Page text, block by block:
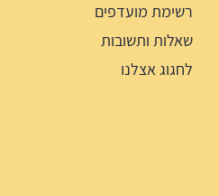
רשימת מועדפים
שאלות ותשובות
לחגוג אצלנו